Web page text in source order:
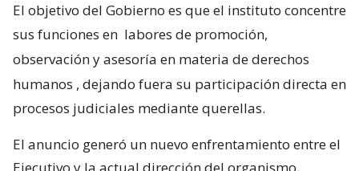
El objetivo del Gobierno es que el instituto concentre
sus funciones en labores de promoción,
observación y asesoría en materia de derechos
humanos , dejando fuera su participación directa en
procesos judiciales mediante querellas.
El anuncio generó un nuevo enfrentamiento entre el